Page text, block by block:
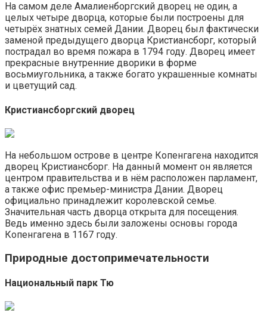
На самом деле Амалиенборгский дворец не один, а
целых четыре дворца, которые были построены для
четырёх знатных семей Дании. Дворец был фактически
заменой предыдущего дворца Кристиансборг, который
пострадал во время пожара в 1794 году. Дворец имеет
прекрасные внутренние дворики в форме
восьмиугольника, а также богато украшенные комнаты
и цветущий сад.
Кристиансборгский дворец
На небольшом острове в центре Копенгагена находится
дворец Кристиансборг. На данный момент он является
центром правительства и в нём расположен парламент,
а также офис премьер-министра Дании. Дворец
официально принадлежит королевской семье.
Значительная часть дворца открыта для посещения.
Ведь именно здесь были заложены основы города
Копенгагена в 1167 году.
Природные достопримечательности
Национальный парк Тю